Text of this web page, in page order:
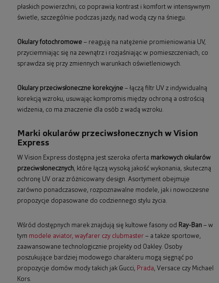
płaskich powierzchni, co poprawia kontrast i komfort w intensywnym
świetle, szczególnie podczas jazdy, nad wodą czy na śniegu.
Okulary fotochromowe – reagują na natężenie promieniowania UV,
przyciemniając się na zewnątrz i rozjaśniając w pomieszczeniach, co
sprawdza się przy zmiennych warunkach oświetleniowych.
Okulary przeciwsłoneczne korekcyjne – łączą filtr UV z indywidualną
korekcją wzroku, usuwając kompromis między ochroną a ostrością
widzenia, co ma znaczenie dla osób z wadą wzroku.
Marki okularów przeciwsłonecznych w Vision
Express
W Vision Express dostępna jest szeroka oferta markowych okularów
przeciwsłonecznych, które łączą wysoką jakość wykonania, skuteczną
ochronę UV oraz zróżnicowany design. Asortyment obejmuje
zarówno ponadczasowe, rozpoznawalne modele, jak i nowoczesne
propozycje dopasowane do codziennego stylu życia.
Wśród dostępnych marek znajdują się kultowe fasony od Ray-Ban – w
tym modele aviator, wayfarer czy clubmaster – a także sportowe,
zaawansowane technologicznie projekty od Oakley. Osoby
poszukujące bardziej modowego charakteru mogą sięgnąć po
propozycje domów mody takich jak Gucci, Prada, Versace czy Michael
Kors.